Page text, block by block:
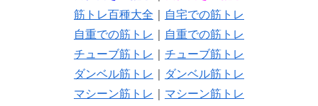
筋トレ百種大全
自宅での筋トレ
自重での筋トレ
自重での筋トレ
チューブ筋トレ
チューブ筋トレ
ダンベル筋トレ
ダンベル筋トレ
マシーン筋トレ
マシーン筋トレ